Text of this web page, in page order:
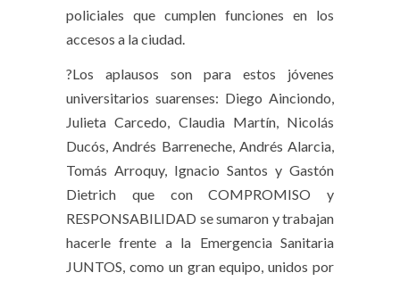
policiales que cumplen funciones en los
accesos a la ciudad.
?Los aplausos son para estos jóvenes
universitarios suarenses: Diego Ainciondo,
Julieta Carcedo, Claudia Martín, Nicolás
Ducós, Andrés Barreneche, Andrés Alarcia,
Tomás Arroquy, Ignacio Santos y Gastón
Dietrich que con COMPROMISO y
RESPONSABILIDAD se sumaron y trabajan
hacerle frente a la Emergencia Sanitaria
JUNTOS, como un gran equipo, unidos por